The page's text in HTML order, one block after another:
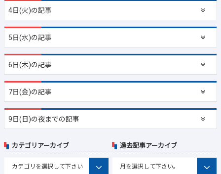
4日(火)の記事
5日(水)の記事
6日(木)の記事
7日(金)の記事
9日(日)の夜までの記事
カテゴリアーカイブ 過去記事アーカイブ